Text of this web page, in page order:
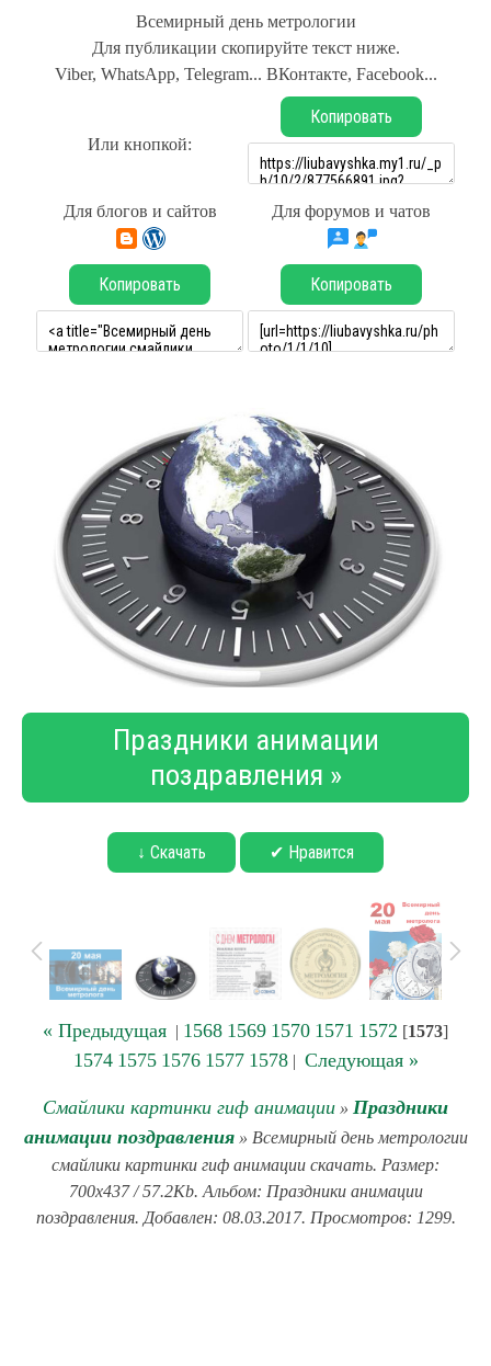
Всемирный день метрологии
Для публикации скопируйте текст ниже.
Viber, WhatsApp, Telegram... ВКонтакте, Facebook...
Или кнопкой:
Копировать
Для блогов и сайтов Для форумов и чатов
Копировать Копировать
Праздники анимации
поздравления »
↓ Скачать ✔ Нравится
« Предыдущая | 1568 1569 1570 1571 1572 [1573]
1574 1575 1576 1577 1578| Следующая »
Смайлики картинки гиф анимации » Праздники
анимации поздравления» Всемирный день метрологии
смайлики картинки гиф анимации скачать. Размер:
700x437 / 57.2Kb. Альбом: Праздники анимации
поздравления. Добавлен: 08.03.2017. Просмотров: 1299.